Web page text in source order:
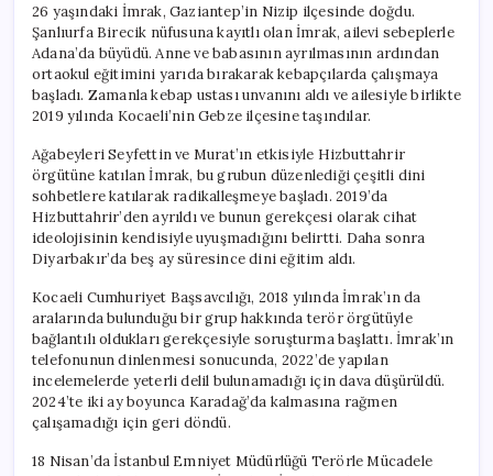
26 yaşındaki İmrak, Gaziantep’in Nizip ilçesinde doğdu.
Şanlıurfa Birecik nüfusuna kayıtlı olan İmrak, ailevi sebeplerle
Adana’da büyüdü. Anne ve babasının ayrılmasının ardından
ortaokul eğitimini yarıda bırakarak kebapçılarda çalışmaya
başladı. Zamanla kebap ustası unvanını aldı ve ailesiyle birlikte
2019 yılında Kocaeli’nin Gebze ilçesine taşındılar.
Ağabeyleri Seyfettin ve Murat’ın etkisiyle Hizbuttahrir
örgütüne katılan İmrak, bu grubun düzenlediği çeşitli dini
sohbetlere katılarak radikalleşmeye başladı. 2019’da
Hizbuttahrir’den ayrıldı ve bunun gerekçesi olarak cihat
ideolojisinin kendisiyle uyuşmadığını belirtti. Daha sonra
Diyarbakır’da beş ay süresince dini eğitim aldı.
Kocaeli Cumhuriyet Başsavcılığı, 2018 yılında İmrak’ın da
aralarında bulunduğu bir grup hakkında terör örgütüyle
bağlantılı oldukları gerekçesiyle soruşturma başlattı. İmrak’ın
telefonunun dinlenmesi sonucunda, 2022’de yapılan
incelemelerde yeterli delil bulunamadığı için dava düşürüldü.
2024’te iki ay boyunca Karadağ’da kalmasına rağmen
çalışamadığı için geri döndü.
18 Nisan’da İstanbul Emniyet Müdürlüğü Terörle Mücadele